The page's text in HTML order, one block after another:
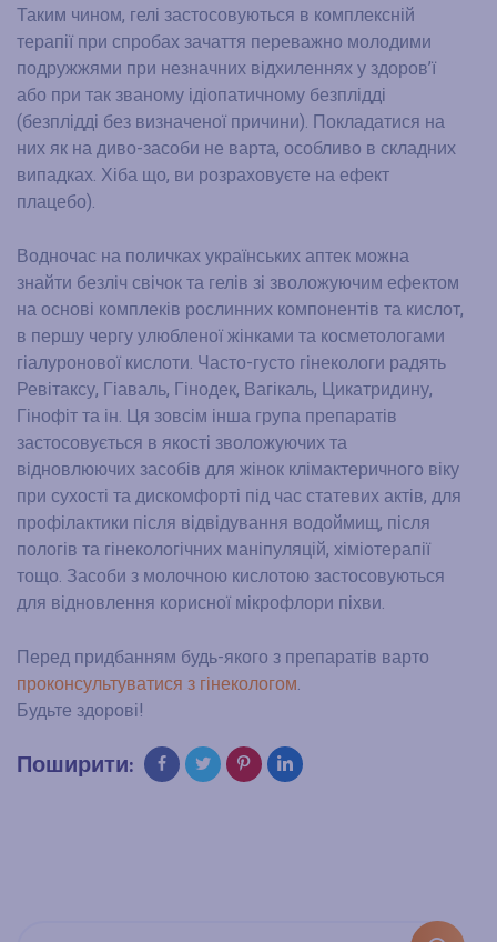
Таким чином, гелі застосовуються в комплексній
терапії при спробах зачаття переважно молодими
подружжями при незначних відхиленнях у здоров’ї
або при так званому ідіопатичному безплідді
(безплідді без визначеної причини). Покладатися на
них як на диво-засоби не варта, особливо в складних
випадках. Хіба що, ви розраховуєте на ефект
плацебо).
Водночас на поличках українських аптек можна
знайти безліч свічок та гелів зі зволожуючим ефектом
на основі комплеків рослинних компонентів та кислот,
в першу чергу улюбленої жінками та косметологами
гіалуронової кислоти. Часто-густо гінекологи радять
Ревітаксу, Гіаваль, Гінодек, Вагікаль, Цикатридину,
Гінофіт та ін. Ця зовсім інша група препаратів
застосовується в якості зволожуючих та
відновлюючих засобів для жінок клімактеричного віку
при сухості та дискомфорті під час статевих актів, для
профілактики після відвідування водоймищ, після
пологів та гінекологічних маніпуляцій, хіміотерапії
тощо. Засоби з молочною кислотою застосовуються
для відновлення корисної мікрофлори піхви.
Перед придбанням будь-якого з препаратів варто
проконсультуватися з гінекологом.
Будьте здорові!
Поширити: